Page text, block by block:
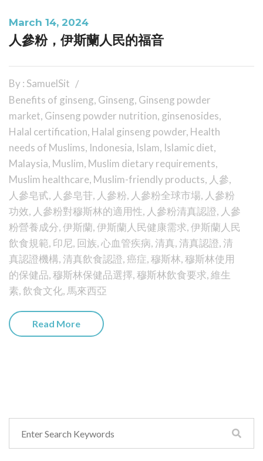
March 14, 2024
人參粉，伊斯蘭人民的福音
By : SamuelSit
Benefits of ginseng, Ginseng, Ginseng powder
market, Ginseng powder nutrition, ginsenosides,
Halal certification, Halal ginseng powder, Health
needs of Muslims, Indonesia, Islam, Islamic diet,
Malaysia, Muslim, Muslim dietary requirements,
Muslim healthcare, Muslim-friendly products, 人參,
人參皂甙, 人參皂苷, 人參粉, 人參粉全球市場, 人參粉
功效, 人參粉對穆斯林的適用性, 人參粉清真認證, 人參
粉營養成分,伊斯蘭,伊斯蘭人民健康需求,伊斯蘭人民
飲食規範, 印尼, 回族,心血管疾病, 清真, 清真認證, 清
真認證機構, 清真飲食認證,癌症,穆斯林,穆斯林使用
的保健品,穆斯林保健品選擇,穆斯林飲食要求,維生
素,飲食文化, 馬來西亞
Read More